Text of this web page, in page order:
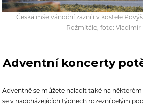
Česká mše vánoční zazní i v kostele
Rožmitále, foto: Vladimír
Adventní koncerty
Adventně se můžete naladit také na
se v nadcházejících týdnech rozezní celým